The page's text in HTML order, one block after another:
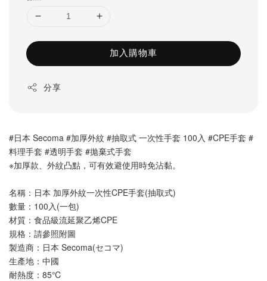
加入購物車
分享
#日本 Secoma #加厚外紋 #抽取式 一次性手套 100入 #CPE手套 #
料理手套 #透明手套 #拋棄式手套
※加厚款、外紋凸點，可有效避使用時免沾黏。
名稱：日本 加厚外紋一次性CPE手套(抽取式)
數量：100入(一包)
材質：食品級流延聚乙烯CPE
規格：請參照附圖
製造商：日本 Secoma(セコマ)
生產地：中國
耐熱度：85℃